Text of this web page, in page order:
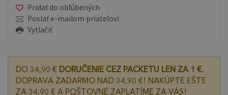
Pridať do obľúbených
Poslať e-mailom priateľovi
Vytlačiť
DO 34,90 € DORUČENIE CEZ PACKETU LEN ZA 1 €.
DOPRAVA ZADARMO NAD 34,90 €! NAKÚPTE EŠTE
ZA 34,90 € A POŠTOVNÉ ZAPLATÍME ZA VÁS!